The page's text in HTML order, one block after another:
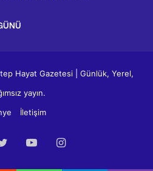
Hayat Gazetesi | Günlük, Yerel,
yayın.
İletişim
TwitterYouTubeInstagram